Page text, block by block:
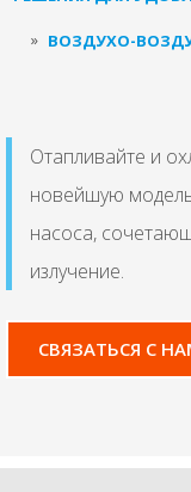
ВОЗДУХО-
Отапливайте и
новейшую
насоса,
излучение.
СВЯЗАТЬСЯ С